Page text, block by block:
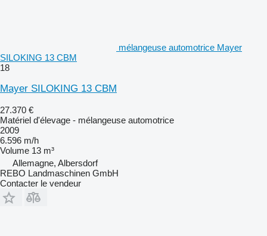
mélangeuse automotrice Mayer
SILOKING 13 CBM
18
Mayer SILOKING 13 CBM
27.370 €
Matériel d'élevage - mélangeuse automotrice
2009
6.596 m/h
Volume 13 m³
Allemagne, Albersdorf
REBO Landmaschinen GmbH
Contacter le vendeur